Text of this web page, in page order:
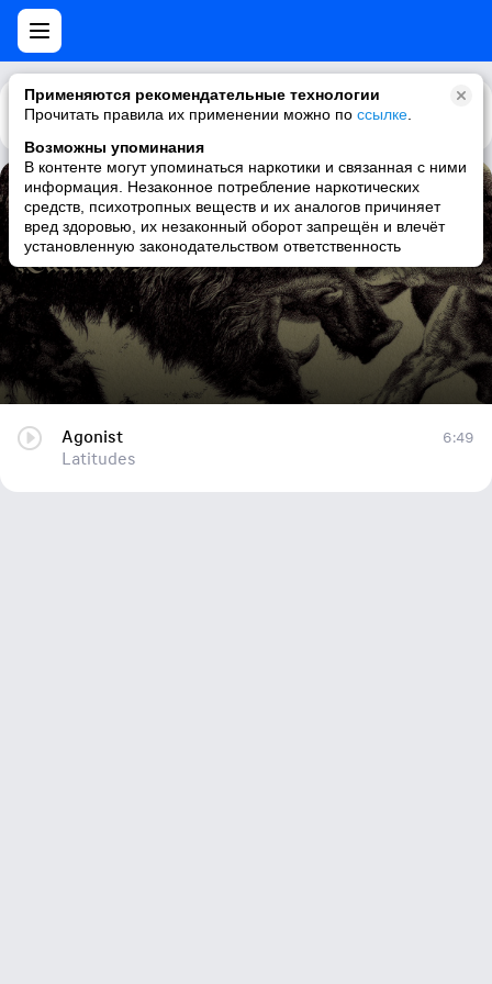
Применяются рекомендательные технологии
Прочитать правила их применении можно по ссылке
Возможны упоминания
В контенте могут упоминаться наркотики и связанная с ними
информация. Незаконное потребление наркотических
средств, психотропных веществ и их аналогов причиняет
вред здоровью, их незаконный оборот запрещён и влечёт
установленную законодательством ответственность
Каталог Рекомендации
Agonist
Latitudes
Agonist
Latitudes
6:49